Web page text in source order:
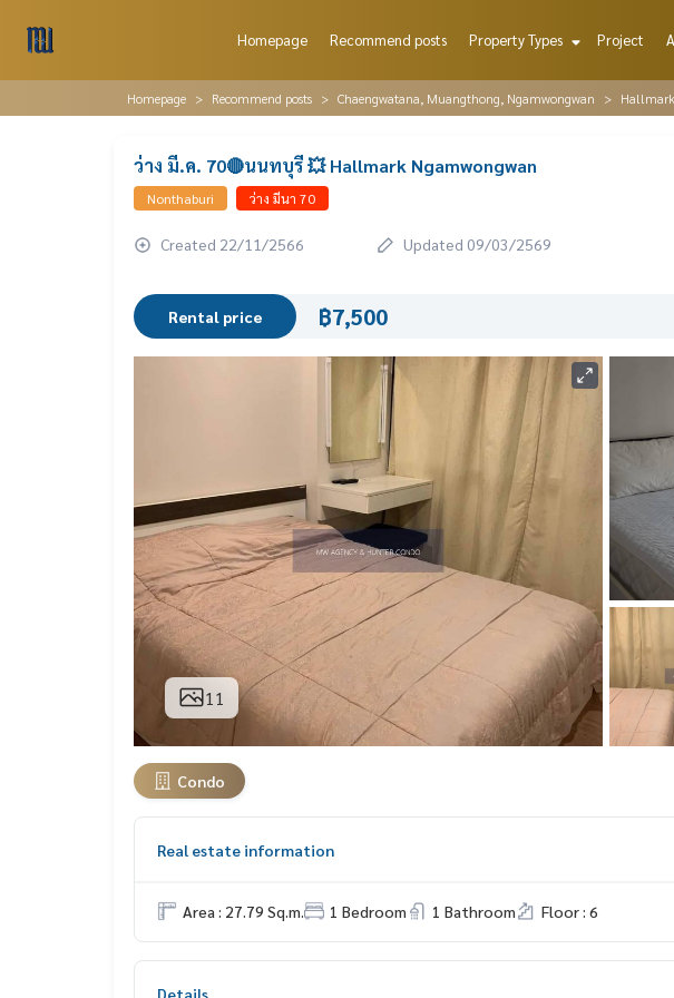
Homepage Recommend posts Property Types Project
Homepage Recommend posts Chaengwatana, Muangthong, Ngamwongwan
ว่าง มี.ค. 70🔴นนทบุรี 💥 Hallmark Ngamwongwan
Nonthaburi ว่าง มีนา 70
Created 22/11/2566 Updated 09/03/2569
Rental price ฿7,500
11
Condo
Real estate information
Area : 27.79 Sq.m. 1 Bedroom 1 Bathroom Floor : 6
Details